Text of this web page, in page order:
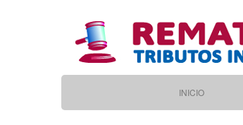
Main INICIO